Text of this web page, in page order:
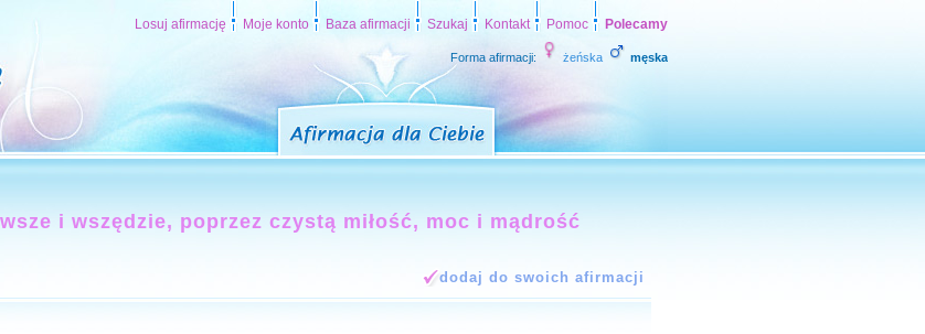
Losuj afirmację Moje konto Baza afirmacji Szukaj Kontakt Pomoc Polecamy
Forma afirmacji: żeńska męska
i wszędzie, poprzez czystą miłość, moc i mądrość